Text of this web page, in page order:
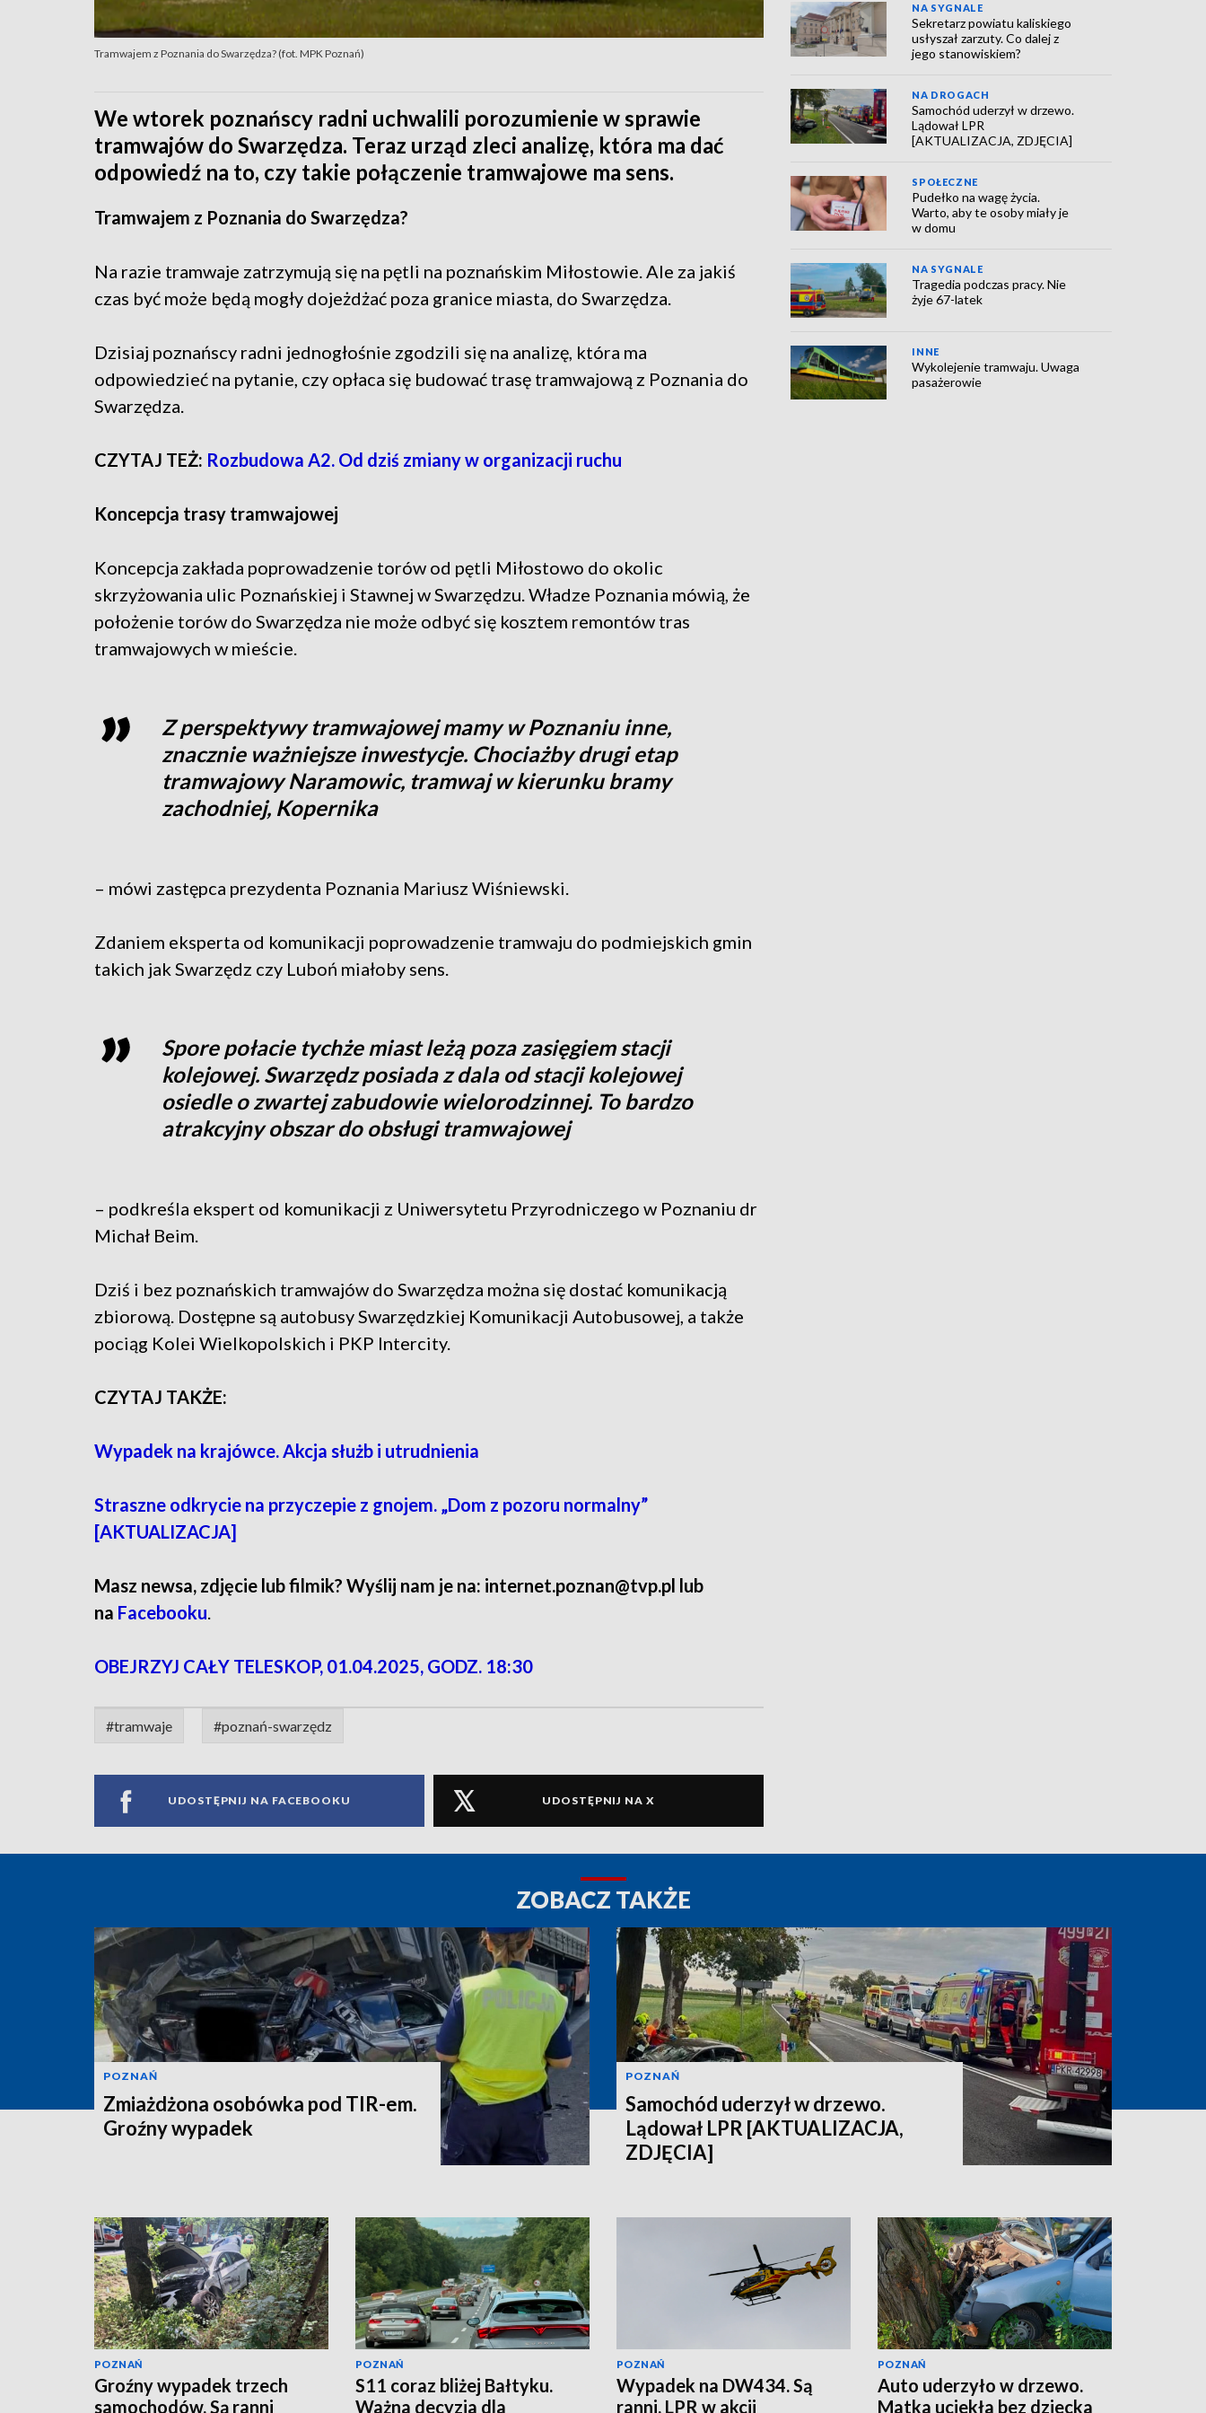
Tramwajem z Poznania do Swarzędza? (fot. MPK Poznań)
We wtorek poznańscy radni uchwalili porozumienie w sprawie
tramwajów do Swarzędza. Teraz urząd zleci analizę, która ma dać
odpowiedź na to, czy takie połączenie tramwajowe ma sens.
Tramwajem z Poznania do Swarzędza?
Na razie tramwaje zatrzymują się na pętli na poznańskim Miłostowie. Ale za jakiś
czas być może będą mogły dojeżdżać poza granice miasta, do Swarzędza.
Dzisiaj poznańscy radni jednogłośnie zgodzili się na analizę, która ma
odpowiedzieć na pytanie, czy opłaca się budować trasę tramwajową z Poznania do
Swarzędza.
CZYTAJ TEŻ: Rozbudowa A2. Od dziś zmiany w organizacji ruchu
Koncepcja trasy tramwajowej
Koncepcja zakłada poprowadzenie torów od pętli Miłostowo do okolic
skrzyżowania ulic Poznańskiej i Stawnej w Swarzędzu. Władze Poznania mówią, że
położenie torów do Swarzędza nie może odbyć się kosztem remontów tras
tramwajowych w mieście.
Z perspektywy tramwajowej mamy w Poznaniu inne,
znacznie ważniejsze inwestycje. Chociażby drugi etap
tramwajowy Naramowic, tramwaj w kierunku bramy
zachodniej, Kopernika
– mówi zastępca prezydenta Poznania Mariusz Wiśniewski.
Zdaniem eksperta od komunikacji poprowadzenie tramwaju do podmiejskich gmin
takich jak Swarzędz czy Luboń miałoby sens.
Spore połacie tychże miast leżą poza zasięgiem stacji
kolejowej. Swarzędz posiada z dala od stacji kolejowej
osiedle o zwartej zabudowie wielorodzinnej. To bardzo
atrakcyjny obszar do obsługi tramwajowej
– podkreśla ekspert od komunikacji z Uniwersytetu Przyrodniczego w Poznaniu dr
Michał Beim.
Dziś i bez poznańskich tramwajów do Swarzędza można się dostać komunikacją
zbiorową. Dostępne są autobusy Swarzędzkiej Komunikacji Autobusowej, a także
pociąg Kolei Wielkopolskich i PKP Intercity.
CZYTAJ TAKŻE:
Wypadek na krajówce. Akcja służb i utrudnienia
Straszne odkrycie na przyczepie z gnojem. „Dom z pozoru normalny”
[AKTUALIZACJA]
Masz newsa, zdjęcie lub filmik? Wyślij nam je na: internet.poznan@tvp.pl lub
na Facebooku
OBEJRZYJ CAŁY TELESKOP, 01.04.2025, GODZ. 18:30
#tramwaje #poznań-swarzędz
UDOSTĘPNIJ NA FACEBOOKU UDOSTĘPNIJ NA X
NA SYGNALE
Sekretarz powiatu kaliskiego
usłyszał zarzuty. Co dalej z
jego stanowiskiem?
NA DROGACH
Samochód uderzył w drzewo.
Lądował LPR
[AKTUALIZACJA, ZDJĘCIA]
SPOŁECZNE
Pudełko na wagę życia.
Warto, aby te osoby miały je
w domu
NA SYGNALE
Tragedia podczas pracy. Nie
żyje 67-latek
INNE
Wykolejenie tramwaju. Uwaga
pasażerowie
ZOBACZ TAKŻE
POZNAŃ
Zmiażdżona osobówka pod TIR-em.
Groźny wypadek
POZNAŃ
Samochód uderzył w drzewo.
Lądował LPR [AKTUALIZACJA,
ZDJĘCIA]
POZNAŃ
Groźny wypadek trzech
samochodów. Są ranni
POZNAŃ
S11 coraz bliżej Bałtyku.
Ważna decyzja dla
POZNAŃ
Wypadek na DW434. Są
ranni, LPR w akcji
POZNAŃ
Auto uderzyło w drzewo.
Matka uciekła bez dziecka